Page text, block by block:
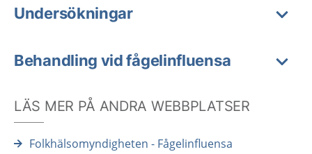
Undersökningar
Behandling vid fågelinfluensa
LÄS MER PÅ ANDRA WEBBPLATSER
Folkhälsomyndigheten - Fågelinfluensa